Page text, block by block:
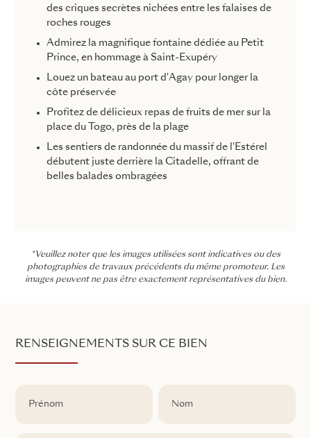
des criques secrètes nichées entre les falaises de
roches rouges
Admirez la magnifique fontaine dédiée au Petit
Prince, en hommage à Saint-Exupéry
Louez un bateau au port d'Agay pour longer la
côte préservée
Profitez de délicieux repas de fruits de mer sur la
place du Togo, près de la plage
Les sentiers de randonnée du massif de l'Estérel
débutent juste derrière la Citadelle, offrant de
belles balades ombragées
*Veuillez noter que les images utilisées sont indicatives ou des
photographies de travaux précédents du même promoteur. Les
images peuvent ne pas être exactement représentatives du bien.
RENSEIGNEMENTS SUR CE BIEN